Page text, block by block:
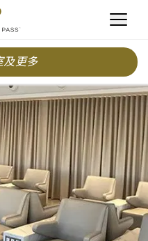
及更多